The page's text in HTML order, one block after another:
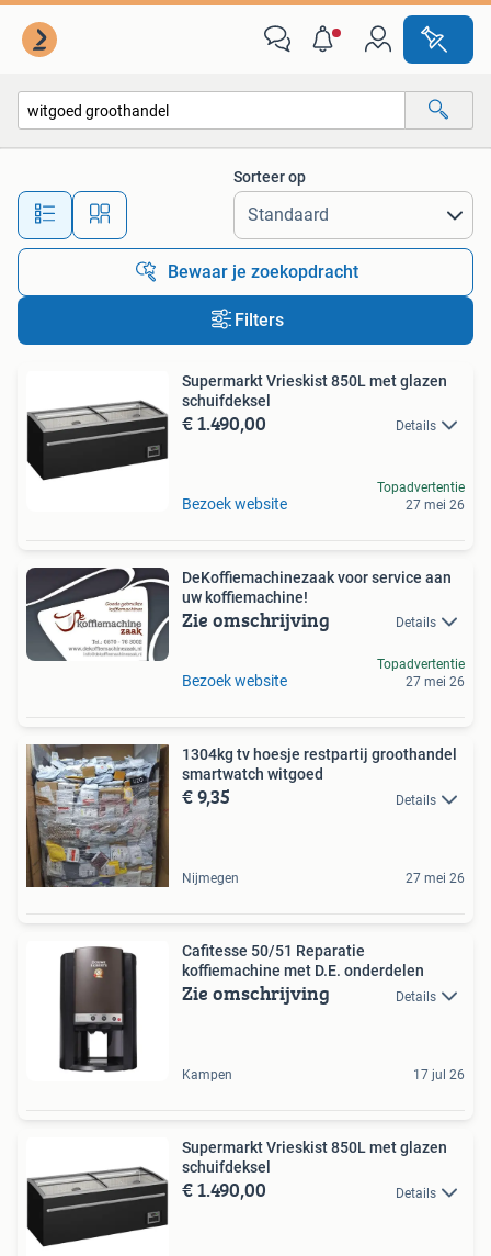
Alle afstanden…
Sorteer op
Bewaar je zoekopdracht
Filters
Supermarkt Vrieskist 850L met glazen
schuifdeksel
€ 1.490,00 Details
Bezoek website
Topadvertentie
27 mei 26
DeKoffiemachinezaak voor service aan
uw koffiemachine!
Zie omschrijving Details
Bezoek website
Topadvertentie
27 mei 26
1304kg tv hoesje restpartij groothandel
smartwatch witgoed
€ 9,35 Details
Nijmegen 27 mei 26
Cafitesse 50/51 Reparatie
koffiemachine met D.E. onderdelen
Zie omschrijving Details
Kampen 17 jul 26
Supermarkt Vrieskist 850L met glazen
schuifdeksel
€ 1.490,00 Details